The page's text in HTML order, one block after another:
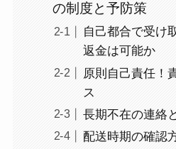
の制度と予防策
自己都合で受け
返金は可能か
原則自己責任！
ス
長期不在の連絡
配送時期の確認